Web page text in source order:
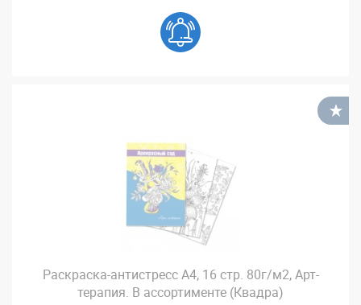
Раскраска-антистресс А4, 16 стр. 80г/м2, Арт-
терапия. В ассортименте (Квадра)